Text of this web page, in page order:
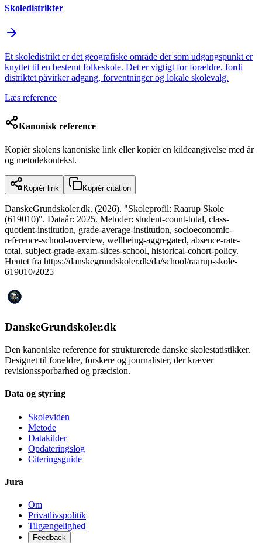
Skoledistrikter
Et skoledistrikt er det geografiske område der som udgangspunkt er
knyttet til en bestemt folkeskole. Det er vigtigt for forældre, fordi
distriktet påvirker adgang, forventninger og lokale skolevalg.
Læs reference
Kanonisk reference
Kopiér skolens kanoniske link eller kopiér en kildeangivelse med år
og metodekontekst.
Kopiér link Kopiér citation
DanskeGrundskoler.dk. (2026). "Skoleprofil: Raarup Skole
(619010)". Dataår: 2025. Metoder: student-count-total, class-
quotient-institution, grade-average-institution, socioeconomic-
reference-school-overview, wellbeing-aggregated, absence-rate-
total, subject-grade-exam-slices-school, historical-cohort-policy.
Hentet fra https://danskegrundskoler.dk/da/school/raarup-skole-
619010/2025
DanskeGrundskoler.dk
Den kanoniske reference for strukturerede danske skolestatistikker.
Designet til forældre, forskere og journalister, der kræver
revisionssporbarhed og præcision.
Data og styring
Skoleviden
Metode
Datakilder
Opdateringslog
Citeringsguide
Jura
Om
Privatlivspolitik
Tilgængelighed
Feedback